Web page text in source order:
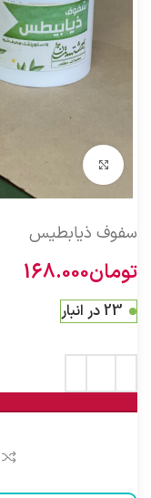
بزرگنمایی تصویر
سفوف ذیابطیس
تومان168.000
23 در انبار